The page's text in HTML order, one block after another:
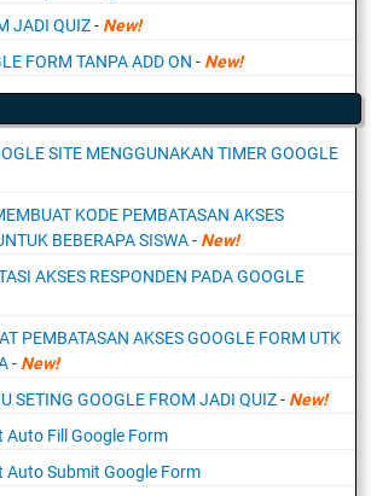
JADI QUIZ- New!
FORM TANPA ADD ON - New!
SITE MENGGUNAKAN TIMER GOOGLE
KODE PEMBATASAN AKSES
BEBERAPA SISWA- New!
AKSES RESPONDEN PADA GOOGLE
PEMBATASAN AKSES GOOGLE FORM UTK
- New!
SETING GOOGLE FROM JADI QUIZ- New!
Auto Fill Google Form
Auto Submit Google Form